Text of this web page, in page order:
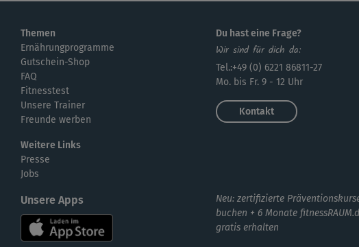
Themen
Ernährungprogramme
Gutschein-Shop
FAQ
Fitnesstest
Unsere Trainer
Freunde werben
Weitere Links
Presse
Jobs
Unsere Apps
Du hast eine Frage?
Wir sind für dich da:
Tel.:+49 (0) 6221 86811-27
Mo. bis Fr. 9 - 12 Uhr
Kontakt
Neu: zertifizierte
buchen + 6 Monate
gratis erhalten